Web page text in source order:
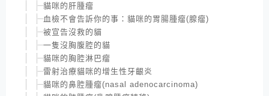
貓咪的肝腫瘤
血檢不會告訴你的事：貓咪的胃腸腫瘤(腺瘤)
被宣告沒救的貓
一隻沒胸腹腔的貓
貓咪的胸腔淋巴瘤
雷射治療貓咪的增生性牙齦炎
貓咪的鼻腔腫瘤(nasal adenocarcinoma)